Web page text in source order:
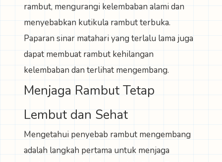
rambut, mengurangi kelembaban alami dan
menyebabkan kutikula rambut terbuka.
Paparan sinar matahari yang terlalu lama juga
dapat membuat rambut kehilangan
kelembaban dan terlihat mengembang.
Menjaga Rambut Tetap
Lembut dan Sehat
Mengetahui penyebab rambut mengembang
adalah langkah pertama untuk menjaga